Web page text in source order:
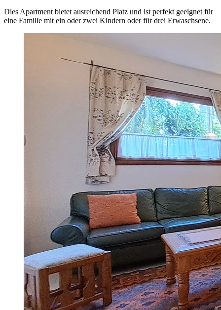
Dies Apartment bietet ausreichend Platz und ist perfekt geeignet für
eine Familie mit ein oder zwei Kindern oder für drei Erwaschsene.